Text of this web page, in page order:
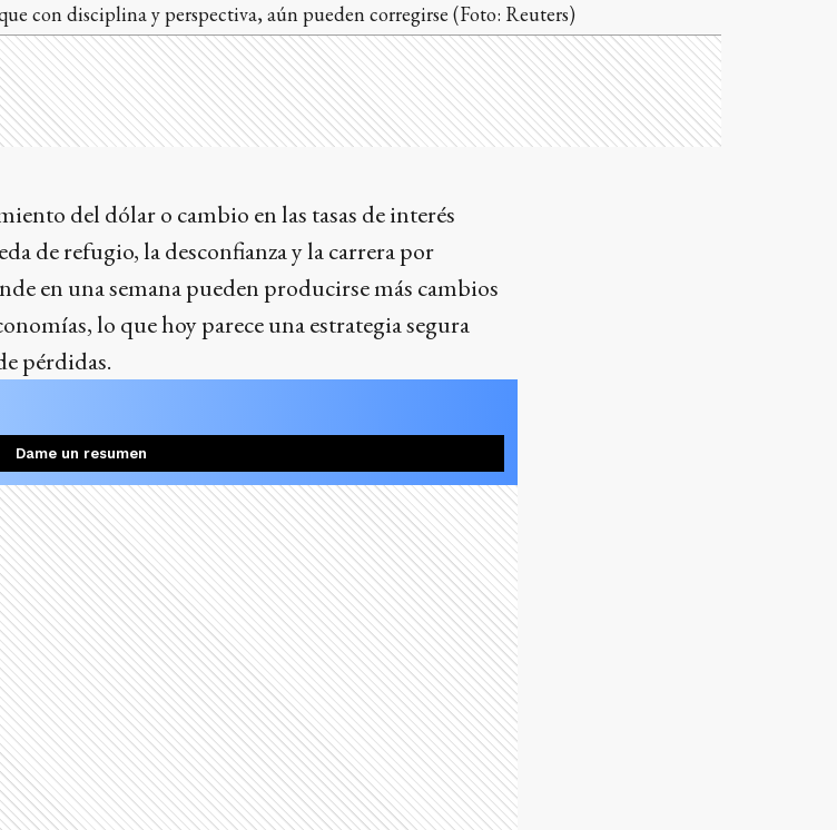
con disciplina y perspectiva, aún pueden corregirse (Foto: Reuters)
del dólar o cambio en las tasas de interés
de refugio, la desconfianza y la carrera por
en una semana pueden producirse más cambios
lo que hoy parece una estrategia segura
pérdidas.
Dame un resumen